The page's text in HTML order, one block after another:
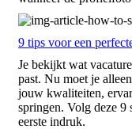
9 tips voor een
Je bekijkt wat
past. Nu moet je
jouw kwaliteiten,
springen. Volg deze 9
eerste indruk.